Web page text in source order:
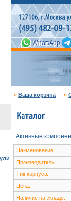
» Ваша корзина »
Активные
Наименование:
Производитель:
Тип корпуса:
Цена:
Наличие на складе: